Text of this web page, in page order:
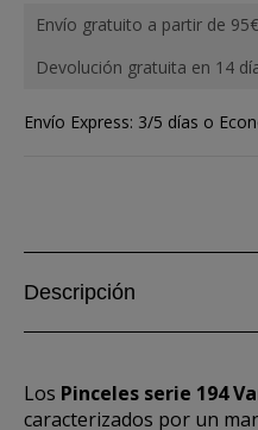
Envío gratuito a partir de 95€
Devolución gratuita en 14
Envío Express: 3/5 días o
Descripción
Los Pinceles serie 194
caracterizados por un